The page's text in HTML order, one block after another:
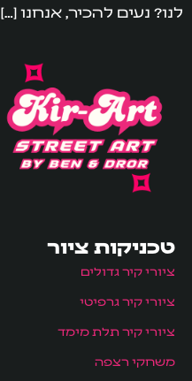
לנו? נעים להכיר, אנחנו […]
טכניקות ציור
ציורי קיר גדולים
ציורי קיר גרפיטי
ציורי קיר תלת מימד
משחקי רצפה